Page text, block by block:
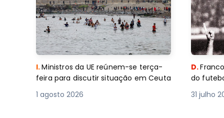
I.Ministros da UE reúnem-se terça-
feira para discutir situação em Ceuta
1 agosto 2026
D.
do
31 julho